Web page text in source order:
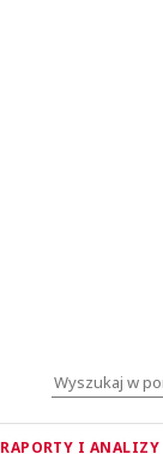
RAPORTY I ANALIZY